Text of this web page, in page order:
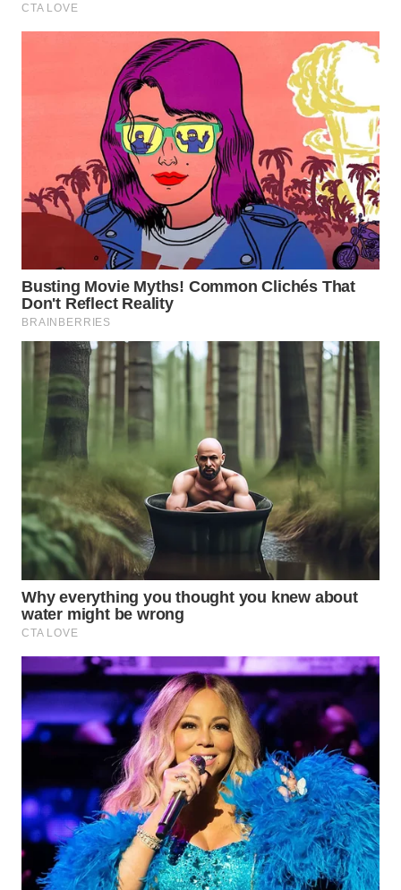
WN
TEBING
WN
PAKPAK
WN
KARAWANG
WN
BEKASI
WN
BOGOR
WN
DEPOK
WN
TAPANULI
WN
SAMOSIR
LAWAS
WN
SUMEDANG